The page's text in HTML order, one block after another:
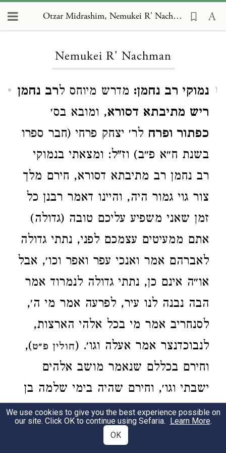
Otzar Midrashim, Nemukei R' Nachman
Nemukei R' Nachman
1 נמוקי רב נחמן: מדרש מיוחס לרב נחמן
ריש מתיבתא דסורא, ומובא בס׳
כפתור ופרח לר׳ יצחק פרחי (חבר ספרו
בשנת ח״א פ״ב) וז"ל: ומצאתי בנמוקי
רב נחמן רב מתיבתא דסורא, חירם מלך
צור גוי גמור היה, והיינו דאמר רבנן כל
זמן שאני משפיע עליכם טובה (גדולה)
אתם ממעיטים עצמכם לפני, נתתי גדולה
לאברהם אמר ואנכי עפר ואפר וכו׳, אבל
או״ה אינם כן, נתתי גדולה לנמרוד אמר
הבה נבנה לנו עיר, לפרעה אמר מי ה׳,
לסנחריב אמר מי בכל אלהי הארצות,
לנבוכדנצר אמר אעלה וגו׳. (חולין פ״ט),
וחירם בכללם שנאמר מושב אלהים
ישבתי וגו׳, וחירם שהיה בימי שלמה בן
אשה אלמנה הוא ממטה נפתלי, והוא
שנכנס לגן עדן בזכות הבית ששמש בו
We use cookies to give you the best experience possible on
our site. Click OK to continue using Sefaria. Learn More.
OK